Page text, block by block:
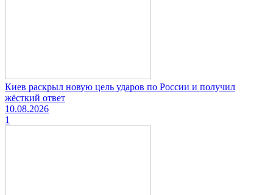
Киев раскрыл новую цель ударов по России и получил
жёсткий ответ
10.08.2026
1